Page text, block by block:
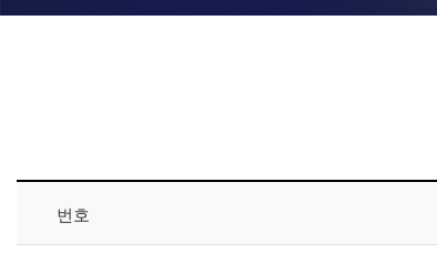
번호